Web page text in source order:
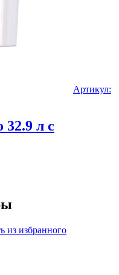
Артикул:
32.9 л с
из избранного